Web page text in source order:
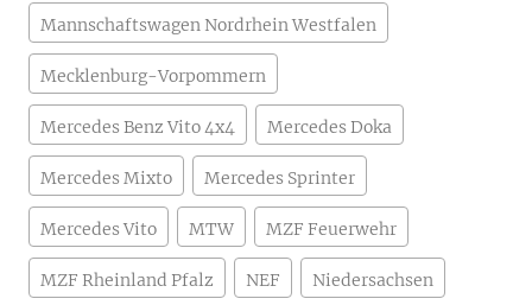
Mannschaftswagen Nordrhein Westfalen
Mecklenburg-Vorpommern
Mercedes Benz Vito 4x4 Mercedes Doka
Mercedes Mixto Mercedes Sprinter
Mercedes Vito MTW MZF Feuerwehr
MZF Rheinland Pfalz NEF Niedersachsen